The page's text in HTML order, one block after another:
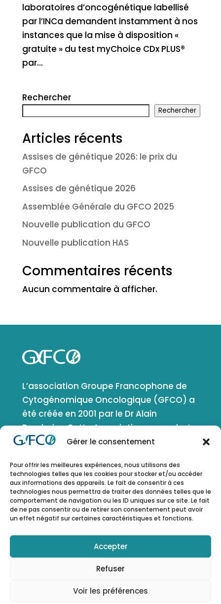
Gérer le consentement
Pour offrir les meilleures expériences, nous utilisons des
technologies telles que les cookies pour stocker et/ou accéder
aux informations des appareils. Le fait de consentir à ces
technologies nous permettra de traiter des données telles que le
comportement de navigation ou les ID uniques sur ce site. Le fait
de ne pas consentir ou de retirer son consentement peut avoir
un effet négatif sur certaines caractéristiques et fonctions.
Accepter
Refuser
Voir les préférences
laboratoires d’oncogénétique labellisé
par l’INCa demandent instamment à nos
instances que la mise à disposition «
gratuite » du test myChoice CDx PLUS®
par...
Rechercher
Rechercher
Articles récents
Assises de génétique 2026: le prix du
GFCO
Assises de génétique 2026
Assemblée Générale du GFCO 2025
Nouvelle publication du GFCO
Nouvelle publication HAS
Commentaires récents
Aucun commentaire à afficher.
L’association Groupe Francophone de
Cytogénomique Oncologique (GFCO) a
été créée en 2001 par le Dr Alain
Bernheim. Cette Association a pour but
de favoriser le développement de la
génomique en oncologie et en
génétique somatique. Elle comprend
tous les domaines d’application de ces
disciplines.
ESPACE MEMBRE
Administration – Copyright © 2023 by